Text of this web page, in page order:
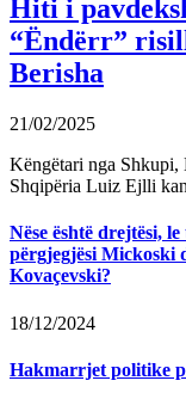
Hiti i
“Ëndërr”
Berisha
21/02/2025
Këngëtari nga Shkupi,
Shqipëria Luiz Ejlli
Nëse është drejtësi,
përgjegjësi Mickoski
Kovaçevski?
18/12/2024
Hakmarrjet politike